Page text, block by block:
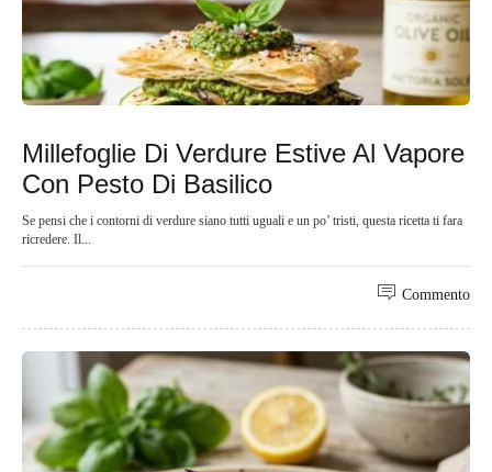
Millefoglie Di Verdure Estive Al Vapore
Con Pesto Di Basilico
Se pensi che i contorni di verdure siano tutti uguali e un po’ tristi, questa ricetta ti fara
ricredere. Il...
Commento